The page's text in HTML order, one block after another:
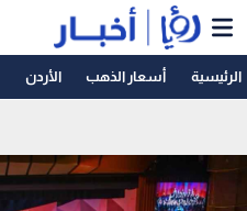
الرئيسية أسعار الذهب الأردن